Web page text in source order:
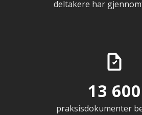
deltakere har
13 600
praksisdokumenter